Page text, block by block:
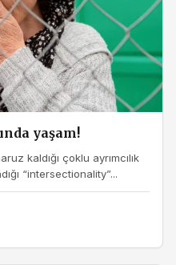
yaşam!
kaldığı çoklu ayrımcılık
“intersectionality”...